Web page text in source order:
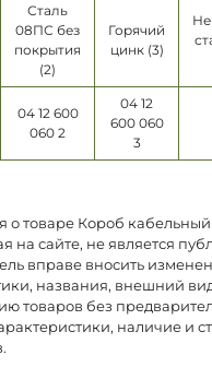
Сталь
08ПС без
покрытия
(2)
Горячий
цинк (3)
04 12 600
060 2
04 12
600 060
3
товаре Короб кабельный
на сайте, не является
вправе вносить
названия, внешний
товаров без
наличие и